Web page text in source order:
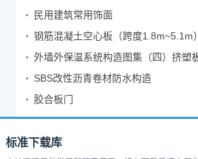
民用建筑常用饰面
钢筋混凝土空心板（跨度1.8m~5.1m）
SBS改性沥青卷材防水构造
胶合板门
标准下载库